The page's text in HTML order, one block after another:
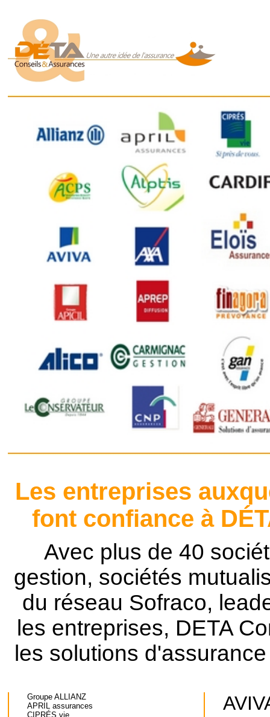
Les entreprises
font confiance à
Avec plus de 40
gestion, sociétés
du réseau Sofraco,
les entreprises, DETA
les solutions
Groupe ALLIANZ
APRIL assurances
CIPRÉS vie